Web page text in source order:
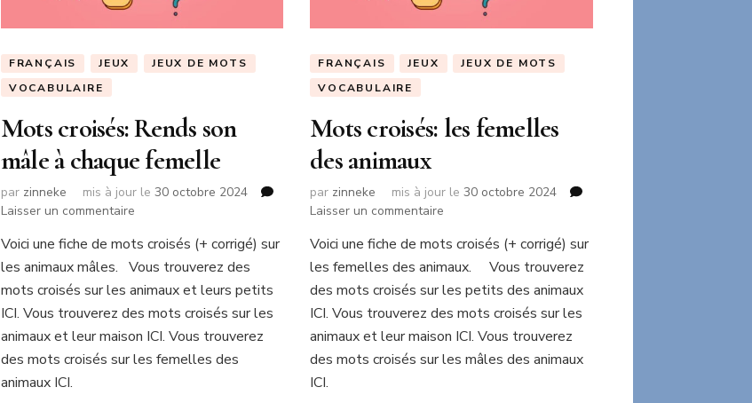
FRANÇAIS JEUX
JEUX DE MOTS
VOCABULAIRE
Mots croisés: Rends son
mâle à chaque femelle
par zinneke mis à jour le 30 octobre 2024
Laisser un commentairesur
croisés:
Rends
son
à
chaque
femelle
Voici une fiche de mots croisés (+ corrigé) sur
les animaux mâles. Vous trouverez des
mots croisés sur les animaux et leurs petits
ICI. Vous trouverez des mots croisés sur les
animaux et leur maison ICI. Vous trouverez
des mots croisés sur les femelles des
animaux ICI.
FRANÇAIS JEUX
JEUX DE MOTS
VOCABULAIRE
Mots croisés: les femelles
des animaux
par zinneke mis à jour le30 octobre 2024
Laisser un commentaire
croisés:
les
femelles
animaux
Voici une fiche de mots croisés (+ corrigé) sur
les femelles des animaux. Vous trouverez
des mots croisés sur les petits des animaux
ICI. Vous trouverez des mots croisés sur les
animaux et leur maison ICI. Vous trouverez
des mots croisés sur les mâles des animaux
ICI.